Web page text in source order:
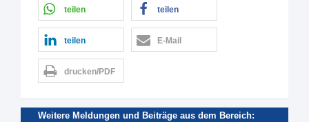
teilen teilen
teilen E-Mail
drucken/PDF
Weitere Meldungen und Beiträge aus dem Bereich: